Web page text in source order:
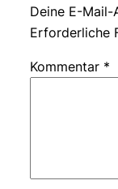
Deine E-
Erforderliche
Kommentar *